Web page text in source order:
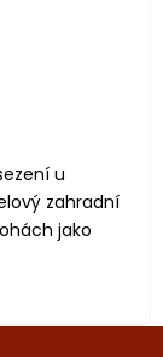
u
zahradní
jako